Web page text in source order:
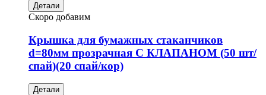
Детали
Скоро добавим
Крышка для бумажных стаканчиков
d=80мм прозрачная С КЛАПАНОМ (50 шт/
спай)(20 спай/кор)
Детали